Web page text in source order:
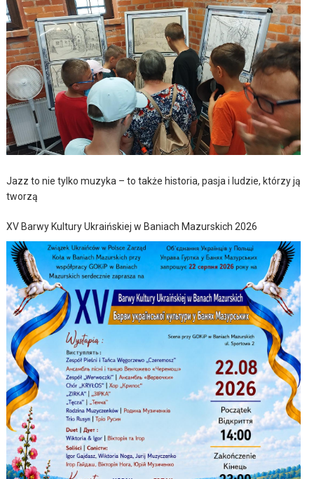
Jazz to nie tylko muzyka – to także historia, pasja i ludzie, którzy ją
tworzą
XV Barwy Kultury Ukraińskiej w Baniach Mazurskich 2026